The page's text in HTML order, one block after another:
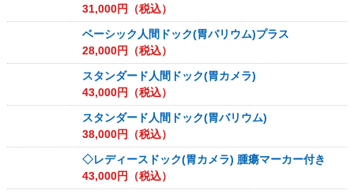
31,000円（税込）
ベーシック人間ドック(胃バリウム)プラス
28,000円（税込）
スタンダード人間ドック(胃カメラ)
43,000円（税込）
スタンダード人間ドック(胃バリウム)
38,000円（税込）
◇レディースドック(胃カメラ) 腫瘍マーカー付き
43,000円（税込）